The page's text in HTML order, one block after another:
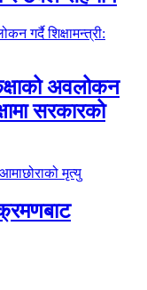
अवलोकन
सरकारको